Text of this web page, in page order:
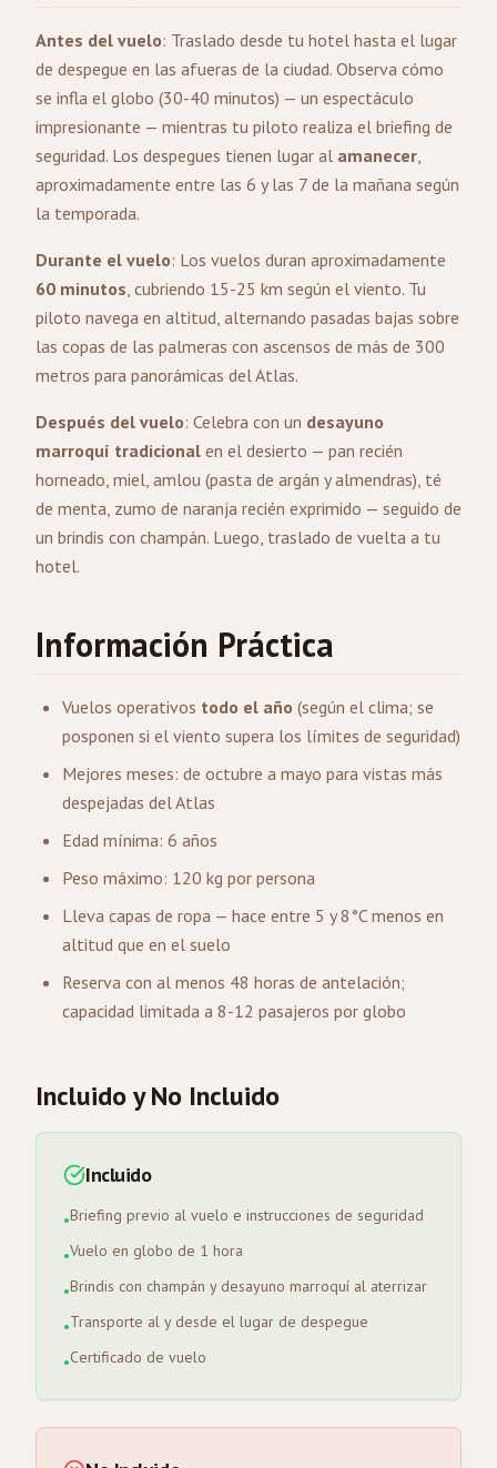
Antes del vuelo: Traslado desde tu hotel hasta el lugar
de despegue en las afueras de la ciudad. Observa cómo
se infla el globo (30-40 minutos) — un espectáculo
impresionante — mientras tu piloto realiza el briefing de
seguridad. Los despegues tienen lugar al amanecer,
aproximadamente entre las 6 y las 7 de la mañana según
la temporada.
Durante el vuelo: Los vuelos duran aproximadamente
60 minutos, cubriendo 15-25 km según el viento. Tu
piloto navega en altitud, alternando pasadas bajas sobre
las copas de las palmeras con ascensos de más de 300
metros para panorámicas del Atlas.
Después del vuelo: Celebra con un desayuno
marroquí tradicional en el desierto — pan recién
horneado, miel, amlou (pasta de argán y almendras), té
de menta, zumo de naranja recién exprimido — seguido de
un brindis con champán. Luego, traslado de vuelta a tu
hotel.
Información Práctica
Vuelos operativos todo el año (según el clima; se
posponen si el viento supera los límites de seguridad)
Mejores meses: de octubre a mayo para vistas más
despejadas del Atlas
Edad mínima: 6 años
Peso máximo: 120 kg por persona
Lleva capas de ropa — hace entre 5 y 8°C menos en
altitud que en el suelo
Reserva con al menos 48 horas de antelación;
capacidad limitada a 8-12 pasajeros por globo
Incluido y No Incluido
Incluido
•Briefing previo al vuelo e instrucciones de seguridad
•Vuelo en globo de 1 hora
•Brindis con champán y desayuno marroquí al aterrizar
•Transporte al y desde el lugar de despegue
•Certificado de vuelo